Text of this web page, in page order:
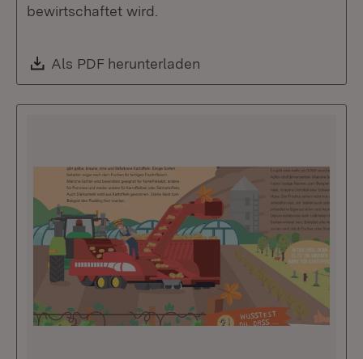
bewirtschaftet wird.
Download:
Als PDF herunterladen